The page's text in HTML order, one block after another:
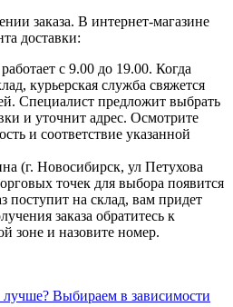
заказа. В интернет-магазине
доставки:
с 9.00 до 19.00. Когда
курьерская служба свяжется
Специалист предложит выбрать
и уточнит адрес. Осмотрите
и соответствие указанной
(г. Новосибирск, ул Петухова
точек для выбора появится
поступит на склад, вам придет
заказа обратитесь к
зоне и назовите номер.